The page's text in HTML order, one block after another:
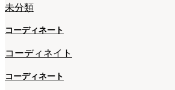
未分類
コーディネート
コーディネイト
コーディネート